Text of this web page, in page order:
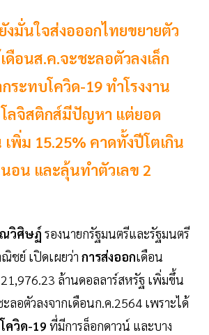
งมั่นใจส่งอออกไทยขยายตัว
ดือนส.ค.จะชะลอตัวลงเล็ก
ระทบโควิด-19 ทำโรงงาน
ลจิสติกส์มีปัญหา แต่ยอด
เพิ่ม 15.25% คาดทั้งปีโตเกิน
อน และลุ้นทำตัวเลข 2
วิศิษฏ์ รองนายกรัฐมนตรีและรัฐมนตรี
ชย์ เปิดเผยว่า การส่งออกเดือน
ล้านดอลลาร์สหรัฐ เพิ่มขึ้น
ลอตัวลงจากเดือนก.ค.2564 เพราะได้
ควิด-19 ที่มีการล็อกดาวน์ และบาง